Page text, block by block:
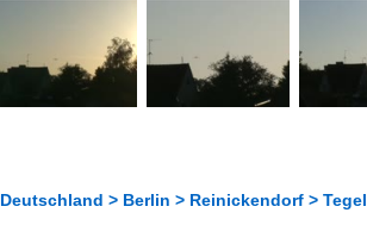
Deutschland > Berlin > Reinickendorf > Tegel